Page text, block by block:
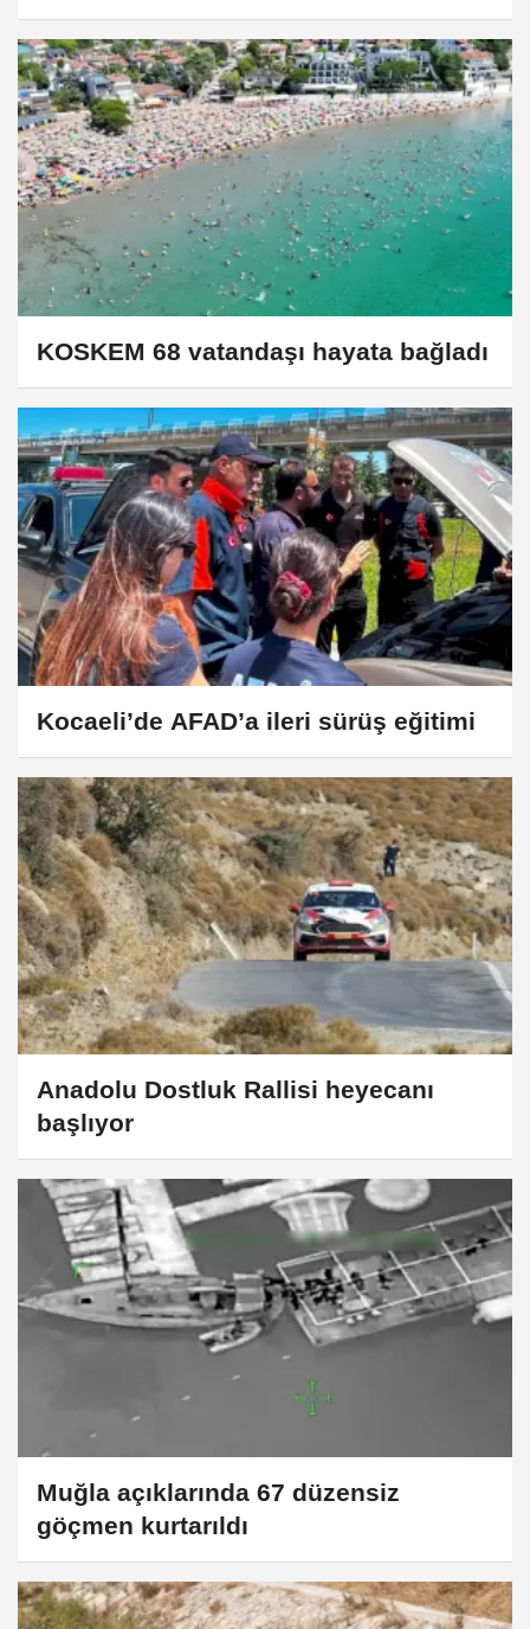
KOSKEM 68 vatandaşı hayata bağladı
Kocaeli’de AFAD’a ileri sürüş eğitimi
Anadolu Dostluk Rallisi heyecanı
başlıyor
Muğla açıklarında 67 düzensiz
göçmen kurtarıldı